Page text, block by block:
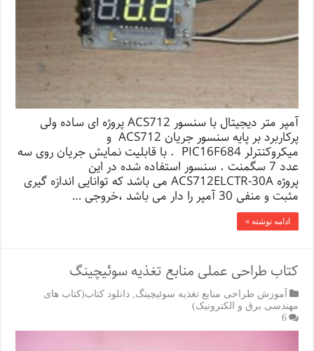
آمپر متر دیجیتال با سنسور ACS712 پروژه ای ساده ولی
پرکاربرد بر پایه سنسور جریان ACS712 و
میکروکنترلر PIC16F684 . با قابلیت نمایش جریان روی سه
عدد 7 سگمنت . سنسور استفاده شده در این
پروژه ACS712ELCTR-30A می باشد که توانایی اندازه گیری
مثبت و منفی 30 آمپر را دار می باشد ،خروجی …
ادامه نوشته »
کتاب طراحی عملی منابع تغذیه سوئیچینگ
آموزش طراحی منابع تغذیه سوئیچینگ,دانلود کتاب(کتاب های
مهندسی برق و الکترونیک)
6